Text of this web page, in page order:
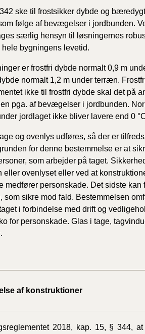
ske til frostsikker dybde og
følge af bevægelser i jordbunden.
særlig hensyn til løsningernes
bygningens levetid.
er frostfri dybde normalt 0,9 m
normalt 1,2 m under terræn.
ikke til frostfri dybde skal det på
pga. af bevægelser i jordbunden.
jordlaget ikke bliver lavere end 0
og ovenlys udføres, så der er
for denne bestemmelse er at
som arbejder på taget.
eller ovenlyset eller ved at
personskade. Det sidste kan
som sikre mod fald. Bestemmelsen
i forbindelse med drift og
for personskade. Glas i tage,
af konstruktioner
2018, kap. 15, § 344,